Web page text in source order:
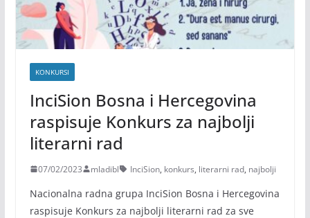
KONKURSI
InciSion Bosna i Hercegovina
raspisuje Konkurs za najbolji
literarni rad
07/02/2023 mladibl InciSion, konkurs, literarni rad, najbolji
Nacionalna radna grupa InciSion Bosna i Hercegovina
raspisuje Konkurs za najbolji literarni rad za sve